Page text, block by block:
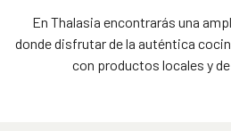
En Thalasia encontrarás una
donde disfrutar de la auténtica
con productos locales y